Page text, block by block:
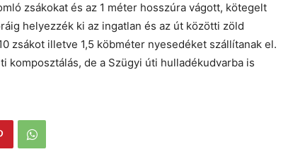
zsákokat és az 1 méter hosszúra vágott, kötegelt
helyezzék ki az ingatlan és az út közötti zöld
zsákot illetve 1,5 köbméter nyesedéket szállítanak el.
komposztálás, de a Szügyi úti hulladékudvarba is